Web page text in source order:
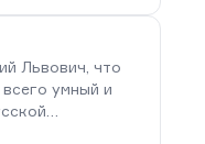
Львович, что
умный и